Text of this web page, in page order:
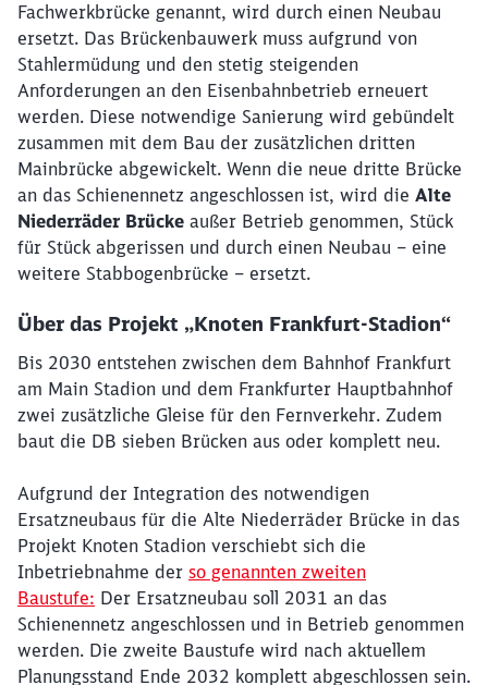
Fachwerkbrücke genannt, wird durch einen Neubau
ersetzt. Das Brückenbauwerk muss aufgrund von
Stahlermüdung und den stetig steigenden
Anforderungen an den Eisenbahnbetrieb erneuert
werden. Diese notwendige Sanierung wird gebündelt
zusammen mit dem Bau der zusätzlichen dritten
Mainbrücke abgewickelt. Wenn die neue dritte Brücke
an das Schienennetz angeschlossen ist, wird die Alte
Niederräder Brücke außer Betrieb genommen, Stück
für Stück abgerissen und durch einen Neubau – eine
weitere Stabbogenbrücke – ersetzt.
Über das Projekt „Knoten Frankfurt-Stadion“
Bis 2030 entstehen zwischen dem Bahnhof Frankfurt
am Main Stadion und dem Frankfurter Hauptbahnhof
zwei zusätzliche Gleise für den Fernverkehr. Zudem
baut die DB sieben Brücken aus oder komplett neu.
Aufgrund der Integration des notwendigen
Ersatzneubaus für die Alte Niederräder Brücke in das
Projekt Knoten Stadion verschiebt sich die
Inbetriebnahme der so genannten zweiten
Baustufe: Der Ersatzneubau soll 2031 an das
Schienennetz angeschlossen und in Betrieb genommen
werden. Die zweite Baustufe wird nach aktuellem
Planungsstand Ende 2032 komplett abgeschlossen sein.
Schließen
Möchten Sie zu
weitergeleitet
werden?
Abbrechen Weiter